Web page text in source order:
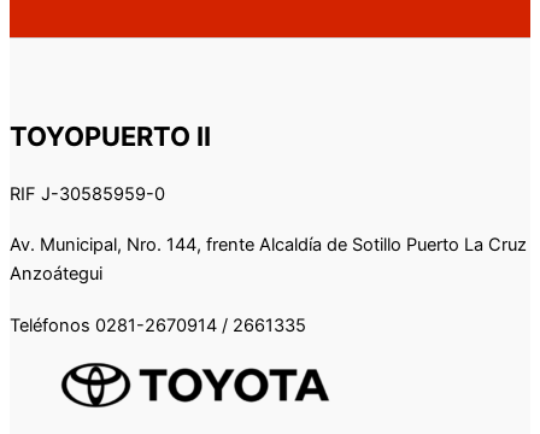
TOYOPUERTO II
RIF J-30585959-0
Av. Municipal, Nro. 144, frente Alcaldía de Sotillo Puerto La Cruz
Anzoátegui
Teléfonos 0281-2670914 / 2661335